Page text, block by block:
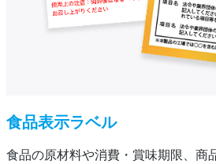
食品表示ラベル
食品の原材料や消費・賞味期限、商